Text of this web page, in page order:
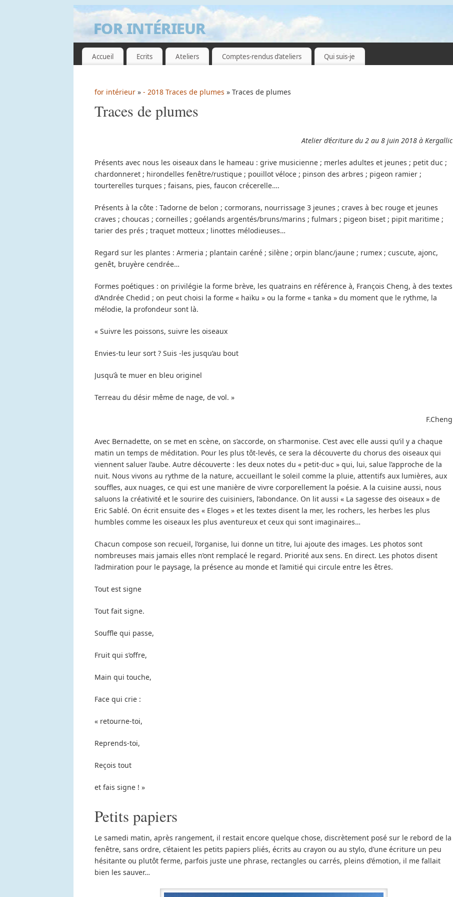
for intérieur
GUILLEMETTE DE GRISSAC
Accueil Ecrits Ateliers Comptes-rendus d’ateliers Qui suis-je
for intérieur » - 2018 Traces de plumes » Traces de plumes
Traces de plumes
Atelier d’écriture du 2 au 8 juin 2018 à Kergallic
Présents avec nous les oiseaux dans le hameau : grive musicienne ; merles adultes et jeunes ; petit duc ;
chardonneret ; hirondelles fenêtre/rustique ; pouillot véloce ; pinson des arbres ; pigeon ramier ;
tourterelles turques ; faisans, pies, faucon crécerelle….
Présents à la côte : Tadorne de belon ; cormorans, nourrissage 3 jeunes ; craves à bec rouge et jeunes
craves ; choucas ; corneilles ; goélands argentés/bruns/marins ; fulmars ; pigeon biset ; pipit maritime ;
tarier des prés ; traquet motteux ; linottes mélodieuses…
Regard sur les plantes : Armeria ; plantain caréné ; silène ; orpin blanc/jaune ; rumex ; cuscute, ajonc,
genêt, bruyère cendrée…
Formes poétiques : on privilégie la forme brève, les quatrains en référence à, François Cheng, à des textes
d’Andrée Chedid ; on peut choisi la forme « haïku » ou la forme « tanka » du moment que le rythme, la
mélodie, la profondeur sont là.
« Suivre les poissons, suivre les oiseaux
Envies-tu leur sort ? Suis -les jusqu’au bout
Jusqu’à te muer en bleu originel
Terreau du désir même de nage, de vol. »
F.Cheng
Avec Bernadette, on se met en scène, on s’accorde, on s’harmonise. C’est avec elle aussi qu’il y a chaque
matin un temps de méditation. Pour les plus tôt-levés, ce sera la découverte du chorus des oiseaux qui
viennent saluer l’aube. Autre découverte : les deux notes du « petit-duc » qui, lui, salue l’approche de la
nuit. Nous vivons au rythme de la nature, accueillant le soleil comme la pluie, attentifs aux lumières, aux
souffles, aux nuages, ce qui est une manière de vivre corporellement la poésie. A la cuisine aussi, nous
saluons la créativité et le sourire des cuisiniers, l’abondance. On lit aussi « La sagesse des oiseaux » de
Eric Sablé. On écrit ensuite des « Eloges » et les textes disent la mer, les rochers, les herbes les plus
humbles comme les oiseaux les plus aventureux et ceux qui sont imaginaires…
Chacun compose son recueil, l’organise, lui donne un titre, lui ajoute des images. Les photos sont
nombreuses mais jamais elles n’ont remplacé le regard. Priorité aux sens. En direct. Les photos disent
l’admiration pour le paysage, la présence au monde et l’amitié qui circule entre les êtres.
Tout est signe
Tout fait signe.
Souffle qui passe,
Fruit qui s’offre,
Main qui touche,
Face qui crie :
« retourne-toi,
Reprends-toi,
Reçois tout
et fais signe ! »
Petits papiers
Le samedi matin, après rangement, il restait encore quelque chose, discrètement posé sur le rebord de la
fenêtre, sans ordre, c’étaient les petits papiers pliés, écrits au crayon ou au stylo, d’une écriture un peu
hésitante ou plutôt ferme, parfois juste une phrase, rectangles ou carrés, pleins d’émotion, il me fallait
bien les sauver…